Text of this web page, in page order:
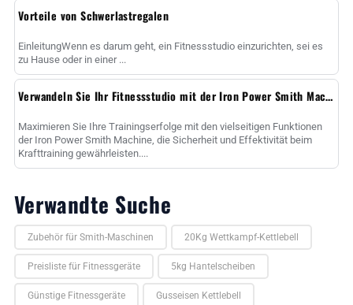
Vorteile von Schwerlastregalen
EinleitungWenn es darum geht, ein Fitnessstudio einzurichten, sei es
zu Hause oder in einer ...
Verwandeln Sie Ihr Fitnessstudio mit der Iron Power Smith Machine
Maximieren Sie Ihre Trainingserfolge mit den vielseitigen Funktionen
der Iron Power Smith Machine, die Sicherheit und Effektivität beim
Krafttraining gewährleisten....
Verwandte Suche
Zubehör für Smith-Maschinen 20Kg Wettkampf-Kettlebell
Preisliste für Fitnessgeräte 5kg Hantelscheiben
Günstige Fitnessgeräte Gusseisen Kettlebell